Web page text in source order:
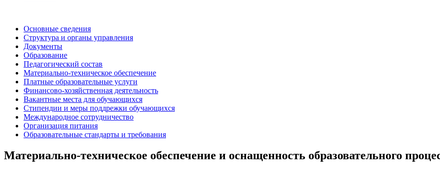
Основные сведения
Структура и органы управления
Документы
Образование
Педагогический состав
Материально-техническое обеспечение
Платные образовательные услуги
Финансово-хозяйственная деятельность
Вакантные места для обучающихся
Стипендии и меры поддрежки обучающихся
Международное сотрудничество
Организация питания
Образовательные стандарты и требования
Материально-техническое обеспечение и оснащенность образовательного